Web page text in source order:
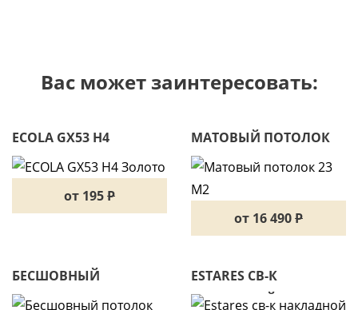
Вас может заинтересовать:
ECOLA GX53 H4
ЗОЛОТО
от 195P
МАТОВЫЙ ПОТОЛОК
23 М2
от 16 490P
БЕСШОВНЫЙ
ПОТОЛОК 15 М²
ESTARES СВ-К
НАКЛАДНОЙ СВ/Д